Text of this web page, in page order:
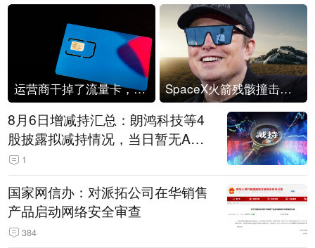
运营商干掉了流量卡，他们真的玩不起了 SpaceX火箭残骸撞击月球
8月6日增减持汇总：朗鸿科技等4
股披露拟减持情况，当日暂无A股
公司披露拟增持情况（表）
1
国家网信办：对派拓公司在华销售
产品启动网络安全审查
384